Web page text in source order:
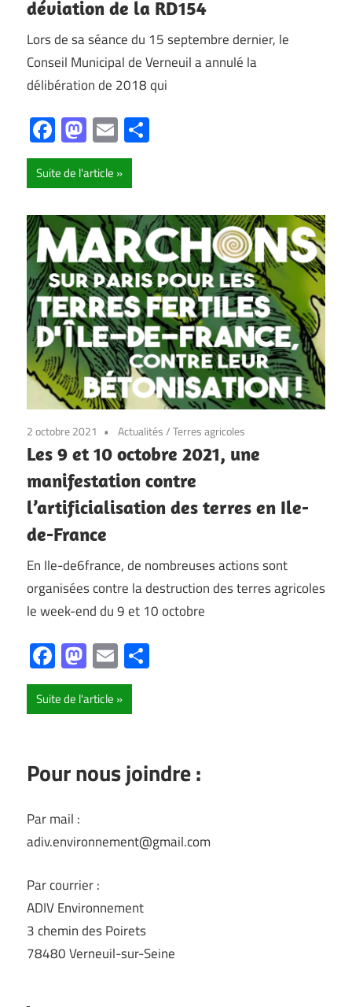
déviation de la RD154
Lors de sa séance du 15 septembre dernier, le
Conseil Municipal de Verneuil a annulé la
délibération de 2018 qui
Facebook
Mastodon
Email
Suite de l'article
2 octobre 2021 Actualités/Terres agricoles
Les 9 et 10 octobre 2021, une
manifestation contre
l’artificialisation des terres en Ile-
de-France
En Ile-de6france, de nombreuses actions sont
organisées contre la destruction des terres agricoles
le week-end du 9 et 10 octobre
Facebook
Mastodon
Email
Suite de l'article
Pour nous joindre :
Par mail :
adiv.environnement@gmail.com
Par courrier :
ADIV Environnement
3 chemin des Poirets
78480 Verneuil-sur-Seine